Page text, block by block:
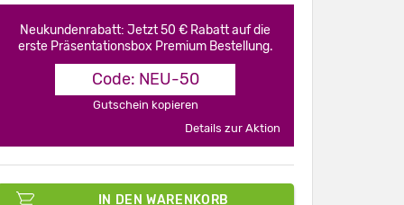
Neukundenrabatt: Jetzt 50 € Rabatt auf die
erste Präsentationsbox Premium Bestellung.
Code: NEU-50
Gutschein kopieren
Details zur Aktion
IN DEN WARENKORB